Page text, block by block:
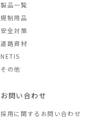
製品一覧
規制用品
安全対策
道路資材
NETIS
その他
お問い合わせ
採用に関するお問い合わせ